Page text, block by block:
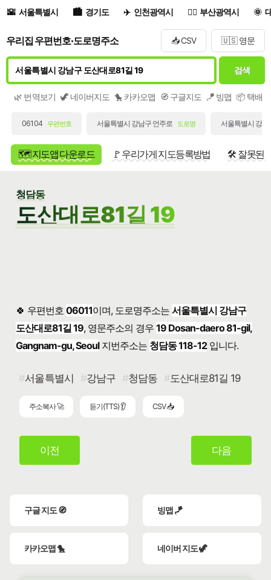
서울특별시 경기도 인천광역시 부산광역시
우리집 우편번호·도로명주소 📥 CSV 🇺🇸 영문
검색
🌿 번역보기 🦖 네이버지도 🐤 카카오맵 🧭 구글지도 🪁 빙맵 📦 택배/
06104 우편번호 서울특별시 강남구 언주로 도로명 서울특별시 강
🗺️ 지도앱 다운로드 🚩 우리가게 지도등록방법 🛠️ 잘못된
청담동
도산대로81길 19
🍀 우편번호 06011이며, 도로명주소는서울특별시 강남구
도산대로81길 19, 영문주소의 경우19 Dosan-daero 81-gil,
Gangnam-gu, Seoul지번주소는 청담동 118-12입니다.
서울특별시 강남구 청담동 도산대로81길 19
주소복사 🚀 듣기(TTS) 👂 CSV 📥
이전 다음
구글 지도 🧭 빙맵 🪁
카카오맵 🐤 네이버 지도 🦖